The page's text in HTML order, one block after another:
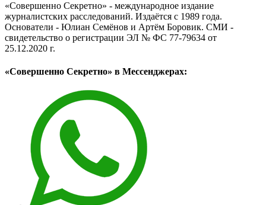
«Совершенно Секретно» - международное издание
журналистских расследований. Издаётся с 1989 года.
Основатели - Юлиан Семёнов и Артём Боровик. CМИ -
свидетельство о регистрации ЭЛ № ФС 77-79634 от
25.12.2020 г.
«Совершенно Секретно» в Мессенджерах: